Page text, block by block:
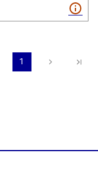
page
Page précédente
1 Page